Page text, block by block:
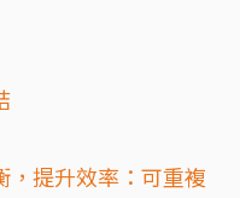
，提升效率：可重複